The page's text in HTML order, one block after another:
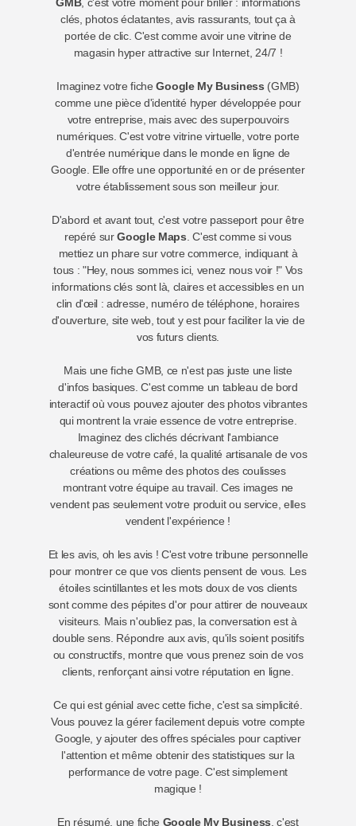
clés, photos éclatantes, avis rassurants, tout ça à
portée de clic. C'est comme avoir une vitrine de
magasin hyper attractive sur Internet, 24/7 !
Imaginez votre ficheGoogle My Business (GMB)
comme une pièce d'identité hyper développée pour
votre entreprise, mais avec des superpouvoirs
numériques. C'est votre vitrine virtuelle, votre porte
d'entrée numérique dans le monde en ligne de
Google. Elle offre une opportunité en or de présenter
votre établissement sous son meilleur jour.
D'abord et avant tout, c'est votre passeport pour être
repéré surGoogle Maps . C'est comme si vous
mettiez un phare sur votre commerce, indiquant à
tous : "Hey, nous sommes ici, venez nous voir !" Vos
informations clés sont là, claires et accessibles en un
clin d'œil : adresse, numéro de téléphone, horaires
d'ouverture, site web, tout y est pour faciliter la vie de
vos futurs clients.
Mais une fiche GMB, ce n'est pas juste une liste
d'infos basiques. C'est comme un tableau de bord
interactif où vous pouvez ajouter des photos vibrantes
qui montrent la vraie essence de votre entreprise.
Imaginez des clichés décrivant l'ambiance
chaleureuse de votre café, la qualité artisanale de vos
créations ou même des photos des coulisses
montrant votre équipe au travail. Ces images ne
vendent pas seulement votre produit ou service, elles
vendent l'expérience !
Et les avis, oh les avis ! C'est votre tribune personnelle
pour montrer ce que vos clients pensent de vous. Les
étoiles scintillantes et les mots doux de vos clients
sont comme des pépites d'or pour attirer de nouveaux
visiteurs. Mais n'oubliez pas, la conversation est à
double sens. Répondre aux avis, qu'ils soient positifs
ou constructifs, montre que vous prenez soin de vos
clients, renforçant ainsi votre réputation en ligne.
Ce qui est génial avec cette fiche, c'est sa simplicité.
Vous pouvez la gérer facilement depuis votre compte
Google, y ajouter des offres spéciales pour captiver
l'attention et même obtenir des statistiques sur la
performance de votre page. C'est simplement
magique !
En résumé, une fiche Google My Business , c'est